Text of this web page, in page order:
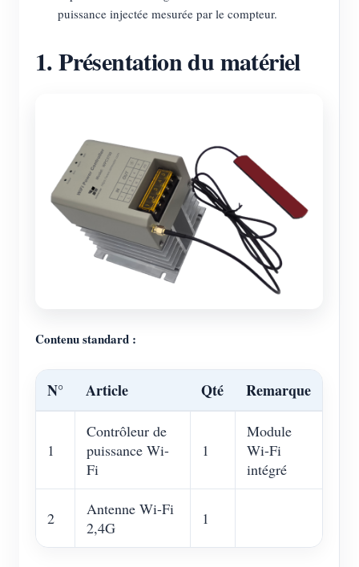
puissance injectée mesurée par le compteur.
1. Présentation du matériel
Contenu standard :
N° Article Qté Remarque
1
Contrôleur de
puissance Wi-
Fi
1
Module
Wi-Fi
intégré
2
Antenne Wi-Fi
2,4G
1